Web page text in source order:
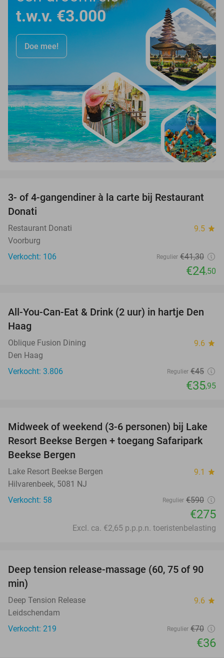
t.w.v. €3.000
Doe mee!
41%
3- of 4-gangendiner à la carte bij Restaurant
Donati
Restaurant Donati 9.5 star
Voorburg
Verkocht: 106
Regulier €41,30
€24,50
20%
All-You-Can-Eat & Drink (2 uur) in hartje Den
Haag
Oblique Fusion Dining 9.6 star
Den Haag
Verkocht: 3.806
Regulier €45
€35,95
53%
Midweek of weekend (3-6 personen) bij Lake
Resort Beekse Bergen + toegang Safaripark
Beekse Bergen
Lake Resort Beekse Bergen 9.1 star
Hilvarenbeek, 5081 NJ
Verkocht: 58
Regulier €590
€275
Excl. ca. €2,65 p.p.p.n. toeristenbelasting
49%
Deep tension release-massage (60, 75 of 90
min)
Deep Tension Release 9.6 star
Leidschendam
Verkocht: 219
Regulier €70
€36